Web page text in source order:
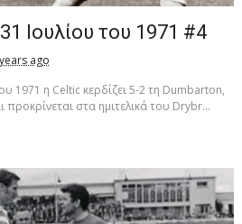
Ιουλίου του 1971 #4
ago
1971 η Celtic κερδίζει 5-2 τη Dumbarton,
στα ημιτελικά του Drybr...